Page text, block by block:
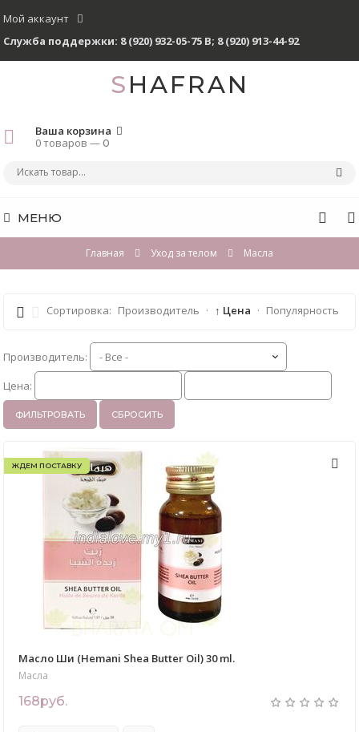
Мой аккаунт
Служба поддержки: 8 (920) 932-05-75 В; 8 (920) 913-44-92
SHAFRAN
Ваша корзина
0 товаров —0
МЕНЮ
Главная Уход за телом Масла
Сортировка: Производитель · ↑ Цена · Популярность
Производитель:
Цена:
ФИЛЬТРОВАТЬ СБРОСИТЬ
ЖДЕМ ПОСТАВКУ
Масло Ши (Hemani Shea Butter Oil) 30 ml.
Масла
168руб.